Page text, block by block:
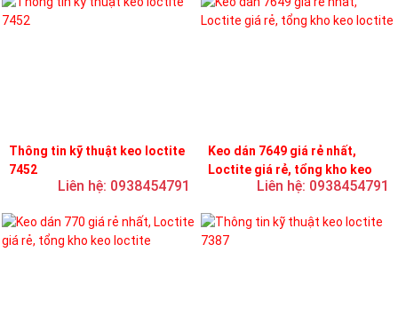
Thông tin kỹ thuật keo loctite
7452
Liên hệ: 0938454791
Keo dán 7649 giá rẻ nhất,
Loctite giá rẻ, tổng kho keo
Liên hệ: 0938454791